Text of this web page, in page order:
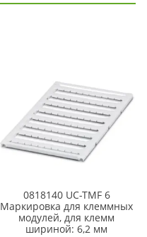
0818140 UC-TMF 6
Маркировка для клеммных
модулей, для клемм
шириной: 6,2 мм